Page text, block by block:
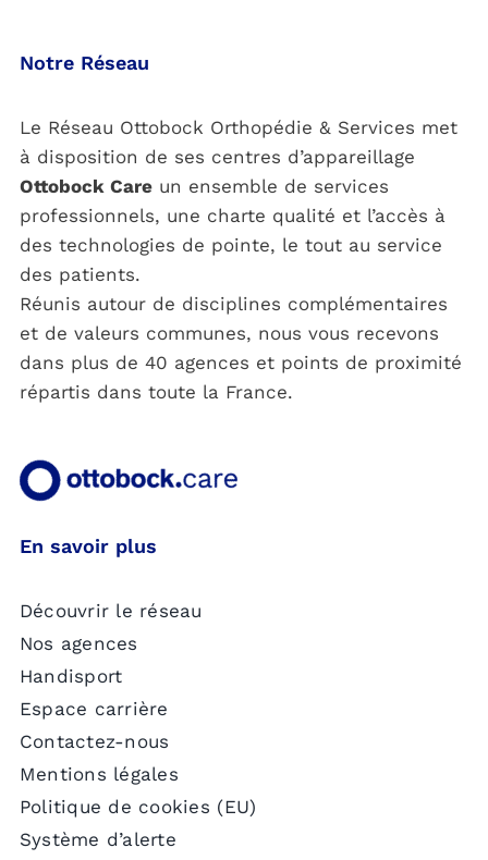
Notre Réseau
Le Réseau Ottobock Orthopédie & Services met
à disposition de ses centres d’appareillage
Ottobock Careun ensemble de services
professionnels, une charte qualité et l’accès à
des technologies de pointe, le tout au service
des patients.
Réunis autour de disciplines complémentaires
et de valeurs communes, nous vous recevons
dans plus de 40 agences et points de proximité
répartis dans toute la France.
En savoir plus
Découvrir le réseau
Nos agences
Handisport
Espace carrière
Contactez-nous
Mentions légales
Politique de cookies (EU)
Système d’alerte